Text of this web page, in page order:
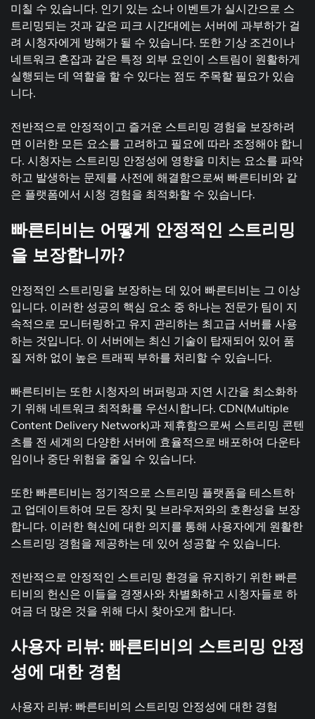
미칠 수 있습니다. 인기 있는 쇼나 이벤트가 실시간으로 스
트리밍되는 것과 같은 피크 시간대에는 서버에 과부하가 걸
려 시청자에게 방해가 될 수 있습니다. 또한 기상 조건이나
네트워크 혼잡과 같은 특정 외부 요인이 스트림이 원활하게
실행되는 데 역할을 할 수 있다는 점도 주목할 필요가 있습
니다.
전반적으로 안정적이고 즐거운 스트리밍 경험을 보장하려
면 이러한 모든 요소를 고려하고 필요에 따라 조정해야 합니
다. 시청자는 스트리밍 안정성에 영향을 미치는 요소를 파악
하고 발생하는 문제를 사전에 해결함으로써 빠른티비와 같
은 플랫폼에서 시청 경험을 최적화할 수 있습니다.
빠른티비는 어떻게 안정적인 스트리밍
을 보장합니까?
안정적인 스트리밍을 보장하는 데 있어 빠른티비는 그 이상
입니다. 이러한 성공의 핵심 요소 중 하나는 전문가 팀이 지
속적으로 모니터링하고 유지 관리하는 최고급 서버를 사용
하는 것입니다. 이 서버에는 최신 기술이 탑재되어 있어 품
질 저하 없이 높은 트래픽 부하를 처리할 수 있습니다.
빠른티비는 또한 시청자의 버퍼링과 지연 시간을 최소화하
기 위해 네트워크 최적화를 우선시합니다. CDN(Multiple
Content Delivery Network)과 제휴함으로써 스트리밍 콘텐
츠를 전 세계의 다양한 서버에 효율적으로 배포하여 다운타
임이나 중단 위험을 줄일 수 있습니다.
또한 빠른티비는 정기적으로 스트리밍 플랫폼을 테스트하
고 업데이트하여 모든 장치 및 브라우저와의 호환성을 보장
합니다. 이러한 혁신에 대한 의지를 통해 사용자에게 원활한
스트리밍 경험을 제공하는 데 있어 성공할 수 있습니다.
전반적으로 안정적인 스트리밍 환경을 유지하기 위한 빠른
티비의 헌신은 이들을 경쟁사와 차별화하고 시청자들로 하
여금 더 많은 것을 위해 다시 찾아오게 합니다.
사용자 리뷰: 빠른티비의 스트리밍 안정
성에 대한 경험
사용자 리뷰: 빠른티비의 스트리밍 안정성에 대한 경험